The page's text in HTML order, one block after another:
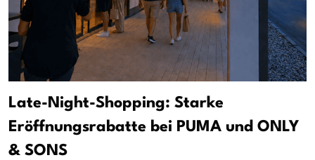
Late-Night-Shopping: Starke
Eröffnungsrabatte bei PUMA und ONLY
& SONS